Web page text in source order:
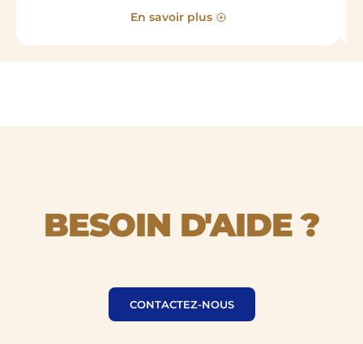
En savoir plus
BESOIN D'AIDE ?
D'AIDECONTACTEZ-NOUS